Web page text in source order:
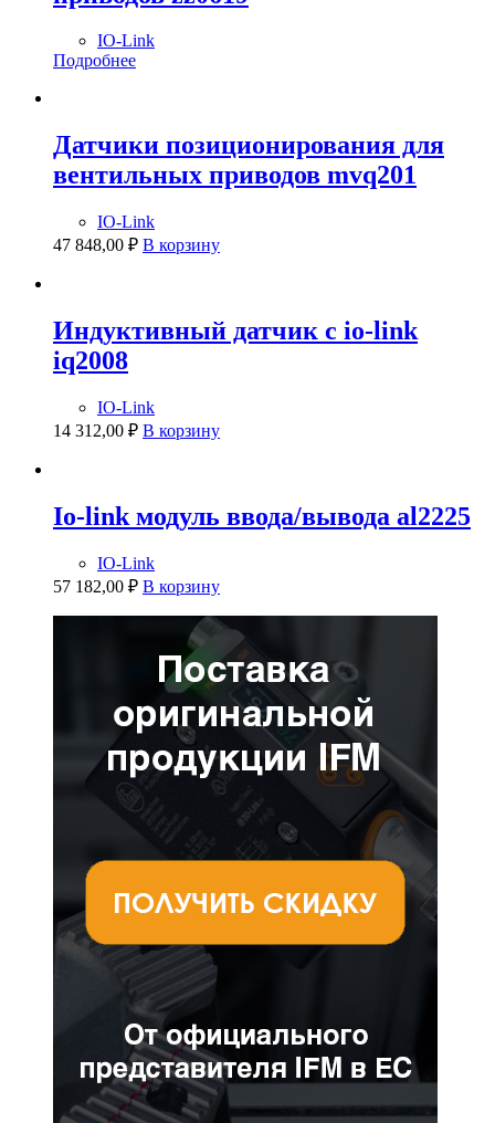
IO-Link
Подробнее
Датчики позиционирования для
вентильных приводов mvq201
IO-Link
47 848,00 ₽ В корзину
Индуктивный датчик с io-link
iq2008
IO-Link
14 312,00 ₽ В корзину
Io-link модуль ввода/вывода al2225
IO-Link
57 182,00 ₽ В корзину